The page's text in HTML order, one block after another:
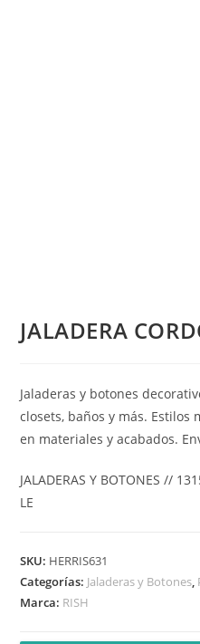
JALADERA
Jaladeras y botones
closets, baños y más. Estilos
en materiales y acabados.
JALADERAS Y BOTONES //
LE
SKU: HERRIS631
Categorías: Jaladeras y Botones,
Marca: RISH